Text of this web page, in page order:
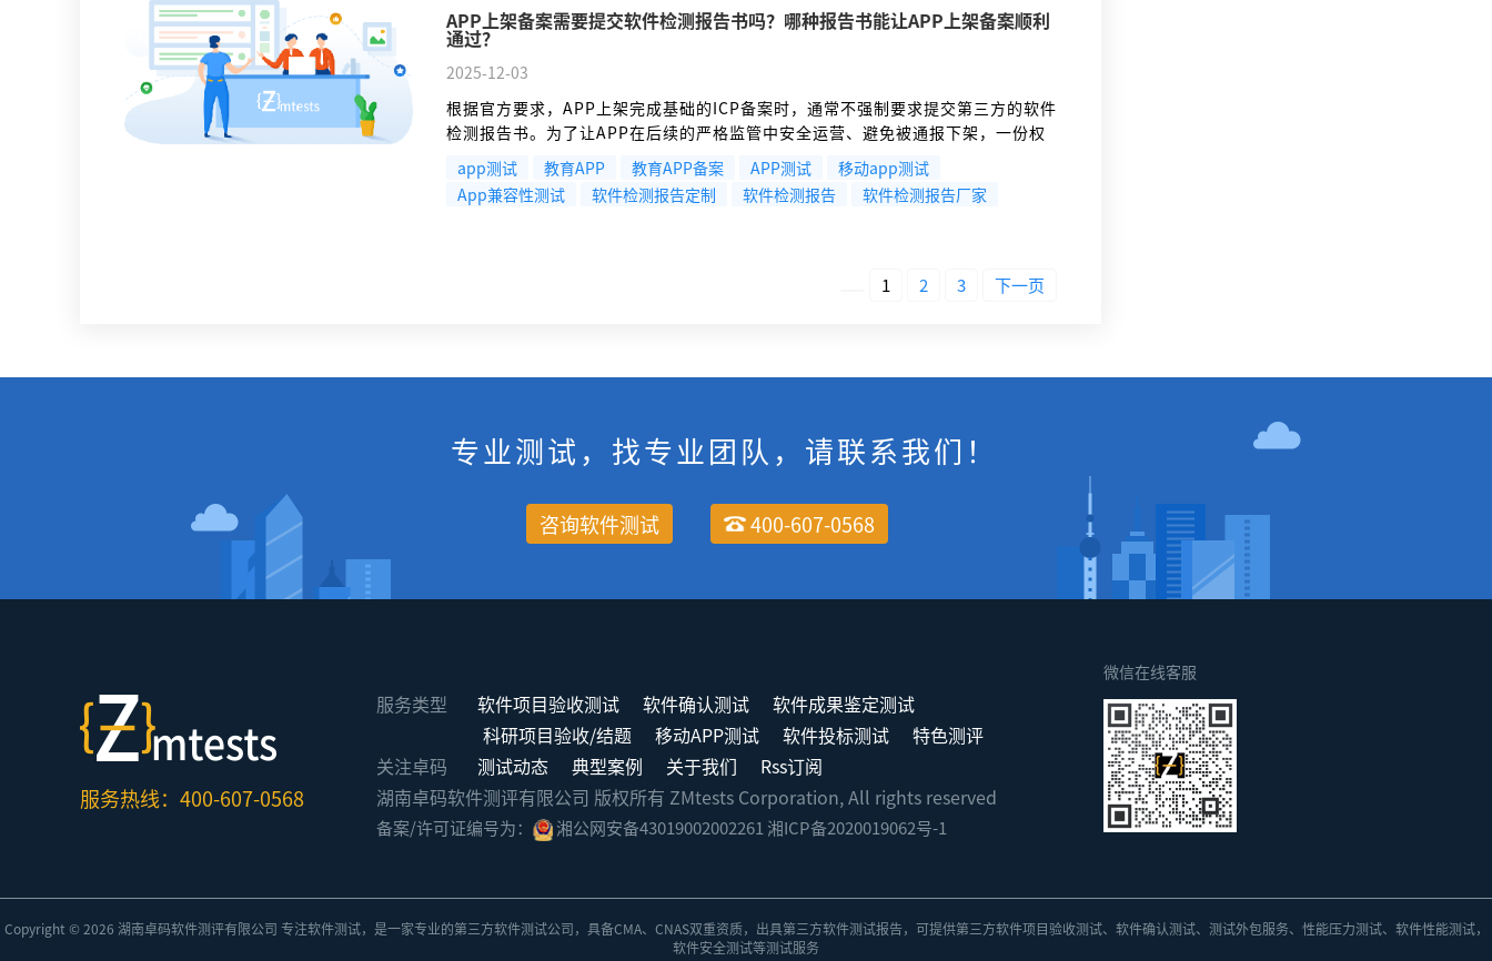
APP上架备案需要提交软件检测报告书吗？哪种报告书能让APP上架备案顺利
通过？
2025-12-03
根据官方要求，APP上架完成基础的ICP备案时，通常不强制要求提交第三方的软件
检测报告书。为了让APP在后续的严格监管中安全运营、避免被通报下架，一份权
威的检测报告很重要。目前能让APP更顺利通过监管审查的，是 “个人信息安全合
规检测报告” 。当前工信部、网信办、公安部等多部门的监管和专项整治行动，整
顿重点都聚焦于APP的个人信息收集使用是否合规。
app测试 教育APP 教育APP备案 APP测试
移动app测试
App兼容性测试
软件检测报告定制 软件检测报告 软件检测报告厂家
1 2 3 下一页
专业测试，找专业团队，请联系我们！
咨询软件测试 400-607-0568
服务热线：400-607-0568
服务类型 软件项目验收测试 软件确认测试
软件成果鉴定测试
科研项目验收/结题
移动APP测试 软件投标测试
特色测评
关注卓码
测试动态 典型案例 关于我们
Rss订阅
湖南卓码软件测评有限公司 版权所有 ZMtests Corporation, All rights reserved
备案/许可证编号为： 湘公网安备43019002002261 湘ICP备2020019062号-1
微信在线客服
Copyright © 2026 湖南卓码软件测评有限公司 专注软件测试，是一家专业的第三方软件测试公司，具备CMA、CNAS双重资质，出具第三方软件测试报告，可提供第三方软件项目验收测试、软件确认测试、测试外包服务、 性能压力测试、软件性能测试，
软件安全测试等测试服务